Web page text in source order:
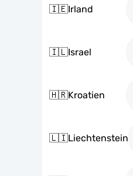
🇮🇪Irland
🇮🇱Israel
🇭🇷Kroatien
🇱🇮Liechtenstein